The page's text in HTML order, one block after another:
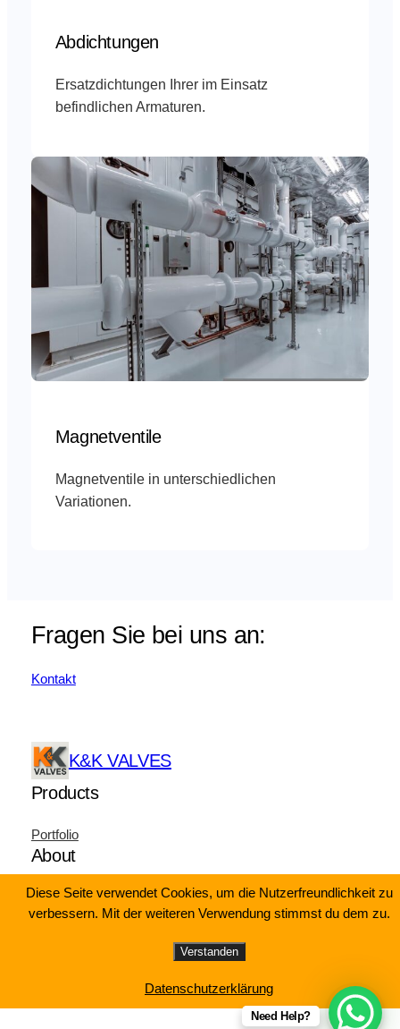
Abdichtungen
Ersatzdichtungen Ihrer im Einsatz
befindlichen Armaturen.
Magnetventile
Magnetventile in unterschiedlichen
Variationen.
Fragen Sie bei uns an:
Kontakt
K&K VALVES
Products
Portfolio
About
Impressum
Datenschutz
Diese Seite verwendet Cookies, um die Nutzerfreundlichkeit zu
verbessern. Mit der weiteren Verwendung stimmst du dem zu.
Verstanden
Datenschutzerklärung
Need Help?